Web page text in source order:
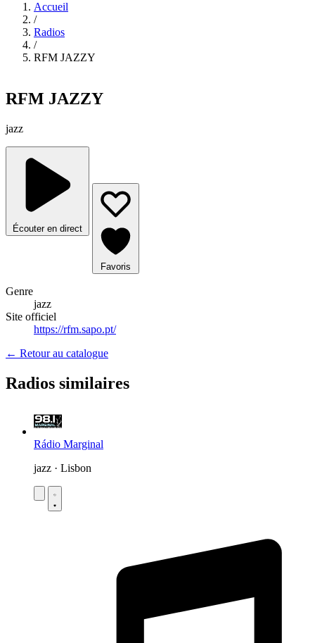
Accueil
/
Radios
/
RFM JAZZY
RFM JAZZY
jazz
Écouter en direct
Favoris
Genre
jazz
Site officiel
https://rfm.sapo.pt/
← Retour au catalogue
Radios similaires
Rádio Marginal
jazz · Lisbon